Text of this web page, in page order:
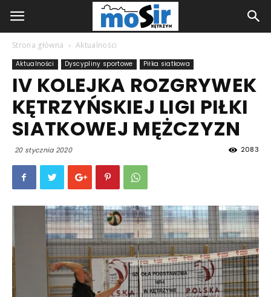
Strona główna Aktualności
Aktualności Dyscypliny sportowe Piłka siatkowa
IV KOLEJKA ROZGRYWEK
KĘTRZYŃSKIEJ LIGI PIŁKI
SIATKOWEJ MĘŻCZYZN
20 stycznia 2020 2083